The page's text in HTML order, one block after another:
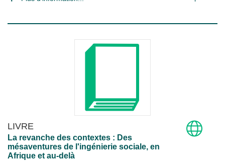
LIVRE
La revanche des contextes : Des
mésaventures de l'ingénierie sociale, en
Afrique et au-delà